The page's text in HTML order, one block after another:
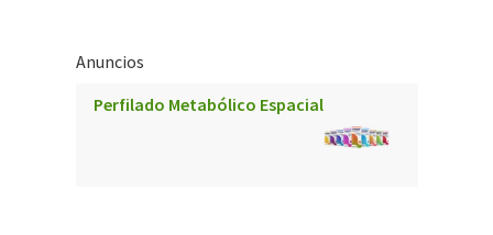
Anuncios
Perfilado Metabólico Espacial